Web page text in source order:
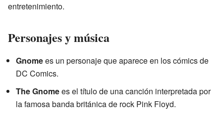
entretenimiento.
Personajes y música
Gnomees un personaje que aparece en los cómics de
DC Comics.
The Gnomees el título de una canción interpretada por
la famosa banda británica de rock Pink Floyd.